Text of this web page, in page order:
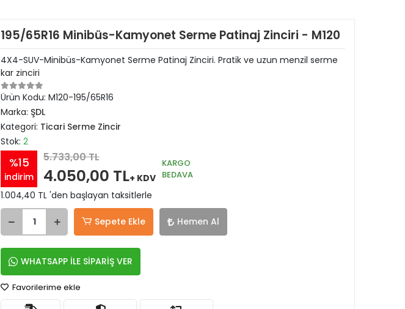
195/65R16 Minibüs-Kamyonet Serme Patinaj Zinciri - M120
4X4-SUV-Minibüs-Kamyonet Serme Patinaj Zinciri. Pratik ve uzun menzil serme
kar zinciri
Ürün Kodu: M120-195/65R16
Marka: ŞDL
Kategori: Ticari Serme Zincir
Stok: 2
%15
indirim
5.733,00 TL
4.050,00 TL+ KDV
KARGO
BEDAVA
1.004,40 TL 'den başlayan taksitlerle
Sepete Ekle Hemen Al
WHATSAPP İLE SİPARİŞ VER
Favorilerime ekle